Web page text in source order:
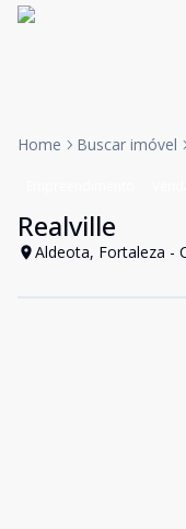
Home Buscar imóvel
Realville
Aldeota, Fortaleza -